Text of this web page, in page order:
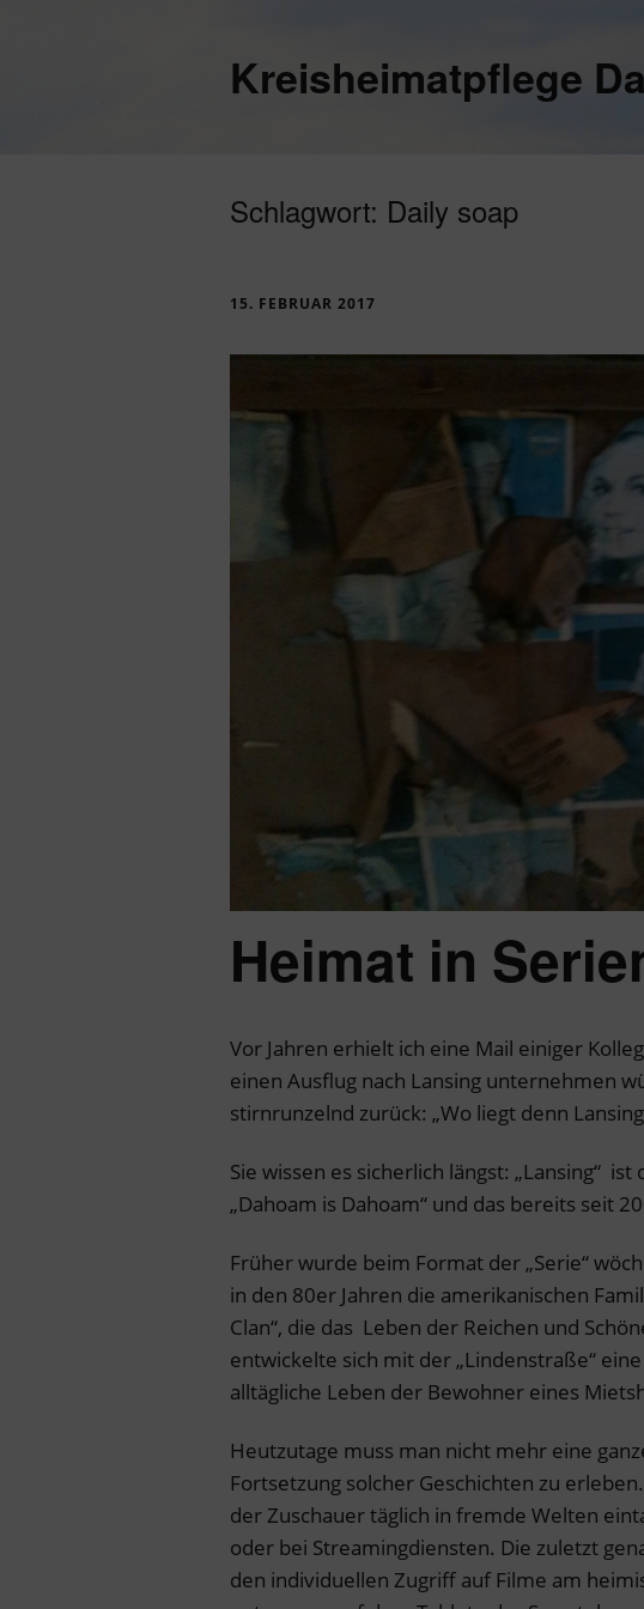
Kreisheimatpflege
Schlagwort: Daily soap
15. FEBRUAR 2017
Heimat in
Vor Jahren erhielt ich eine Mail einiger
einen Ausflug nach Lansing unternehmen
stirnrunzelnd zurück: „Wo liegt denn
Sie wissen es sicherlich längst: „Lansing“
„Dahoam is Dahoam“ und das bereits seit
Früher wurde beim Format der „Serie“
in den 80er Jahren die amerikanischen
Clan“, die das Leben der Reichen und
entwickelte sich mit der „Lindenstraße“
alltägliche Leben der Bewohner eines
Heutzutage muss man nicht mehr eine
Fortsetzung solcher Geschichten zu
der Zuschauer täglich in fremde Welten
oder bei Streamingdiensten. Die zuletzt
den individuellen Zugriff auf Filme am